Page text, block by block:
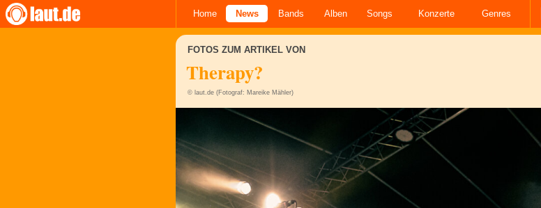
Home News Bands Alben Songs Konzerte Genres
FOTOS ZUM ARTIKEL VON
Therapy?
© laut.de (Fotograf: Mareike Mähler)